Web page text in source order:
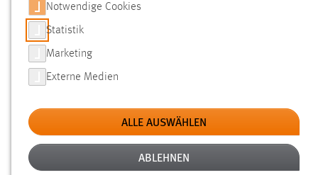
SUCHE
FILTER
Typ
Erstellungsdatum
Notwendige Cookies
Statistik
Marketing
Externe Medien
ALLE AUSWÄHLEN
ABLEHNEN